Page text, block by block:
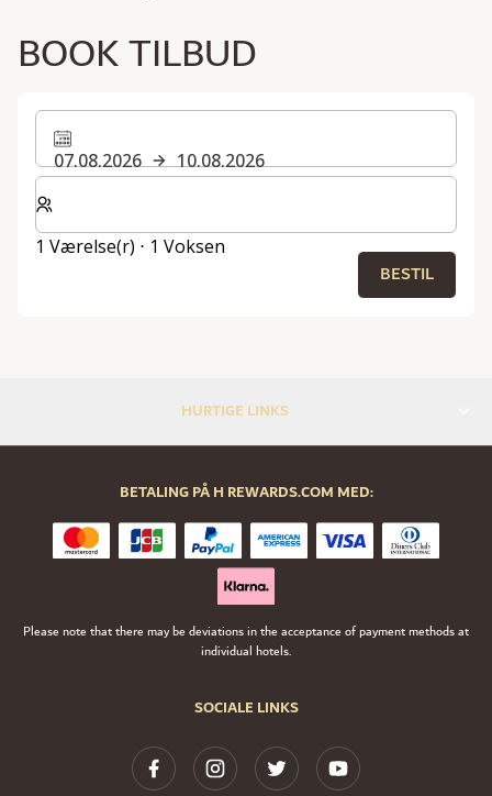
BOOK TILBUD
07.08.2026
10.08.2026
Vælg antal værelser og gæster til dit ophold
1 Værelse(r) ⋅ 1 Voksen
BESTIL
HURTIGE LINKS
SOCIALE LINKS
BETALING PÅ H REWARDS.COM MED:
Please note that there may be deviations in the acceptance of payment methods at
individual hotels.